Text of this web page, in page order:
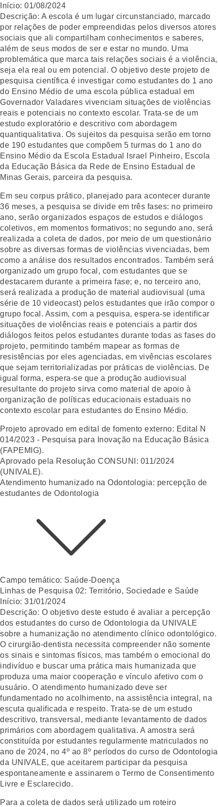
Início: 01/08/2024
Descrição: A escola é um lugar circunstanciado, marcado
por relações de poder empreendidas pelos diversos atores
sociais que ali compartilham conhecimentos e saberes,
além de seus modos de ser e estar no mundo. Uma
problemática que marca tais relações sociais é a violência,
seja ela real ou em potencial. O objetivo deste projeto de
pesquisa científica é investigar como estudantes do 1 ano
do Ensino Médio de uma escola pública estadual em
Governador Valadares vivenciam situações de violências
reais e potenciais no contexto escolar. Trata-se de um
estudo exploratório e descritivo com abordagem
quantiqualitativa. Os sujeitos da pesquisa serão em torno
de 190 estudantes que compõem 5 turmas do 1 ano do
Ensino Médio da Escola Estadual Israel Pinheiro, Escola
da Educação Básica da Rede de Ensino Estadual de
Minas Gerais, parceira da pesquisa.
Em seu corpus prático, planejado para acontecer durante
36 meses, a pesquisa se divide em três fases: no primeiro
ano, serão organizados espaços de estudos e diálogos
coletivos, em momentos formativos; no segundo ano, será
realizada a coleta de dados, por meio de um questionário
sobre as diversas formas de violências vivenciadas, bem
como a análise dos resultados encontrados. Também será
organizado um grupo focal, com estudantes que se
destacarem durante a primeira fase; e, no terceiro ano,
será realizada a produção de material audiovisual (uma
série de 10 videocast) pelos estudantes que irão compor o
grupo focal. Assim, com a pesquisa, espera-se identificar
situações de violências reais e potenciais a partir dos
diálogos feitos pelos estudantes durante todas as fases do
projeto, permitindo também mapear as formas de
resistências por eles agenciadas, em vivências escolares
que sejam territorializadas por práticas de violências. De
igual forma, espera-se que a produção audiovisual
resultante do projeto sirva como material de apoio à
organização de políticas educacionais estaduais no
contexto escolar para estudantes do Ensino Médio.
Projeto aprovado em edital de fomento externo: Edital N
014/2023 - Pesquisa para Inovação na Educação Básica
(FAPEMIG).
Aprovado pela Resolução CONSUNI: 011/2024
(UNIVALE).
Atendimento humanizado na Odontologia: percepção de
estudantes de Odontologia
Campo temático: Saúde-Doença
Linhas de Pesquisa 02: Território, Sociedade e Saúde
Início: 31/01/2024
Descrição: O objetivo deste estudo é avaliar a percepção
dos estudantes do curso de Odontologia da UNIVALE
sobre a humanização no atendimento clínico odontológico.
O cirurgião-dentista necessita compreender não somente
os sinais e sintomas físicos, mas também o emocional do
indivíduo e buscar uma prática mais humanizada que
produza uma maior cooperação e vínculo afetivo com o
usuário. O atendimento humanizado deve ser
fundamentado no acolhimento, na assistência integral, na
escuta qualificada e respeito. Trata-se de um estudo
descritivo, transversal, mediante levantamento de dados
primários com abordagem qualitativa. A amostra será
constituída por estudantes regularmente matriculados no
ano de 2024, no 4º ao 8º períodos do curso de Odontologia
da UNIVALE, que aceitarem participar da pesquisa
espontaneamente e assinarem o Termo de Consentimento
Livre e Esclarecido.
Para a coleta de dados será utilizado um roteiro